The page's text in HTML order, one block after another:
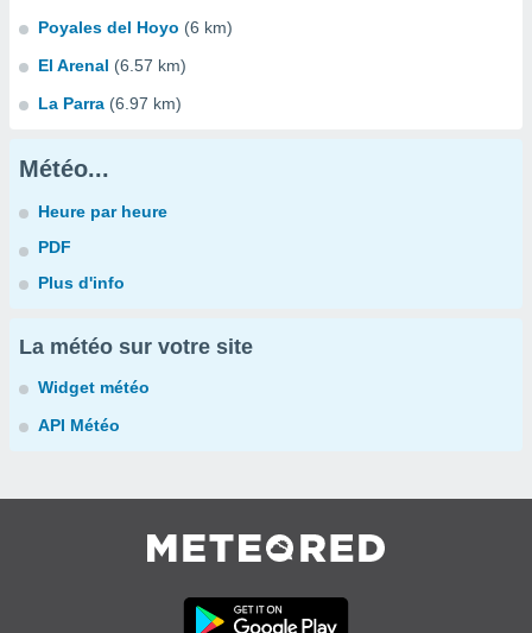
Poyales del Hoyo (6 km)
El Arenal (6.57 km)
La Parra (6.97 km)
Météo...
Heure par heure
PDF
Plus d'info
La météo sur votre site
Widget météo
API Météo